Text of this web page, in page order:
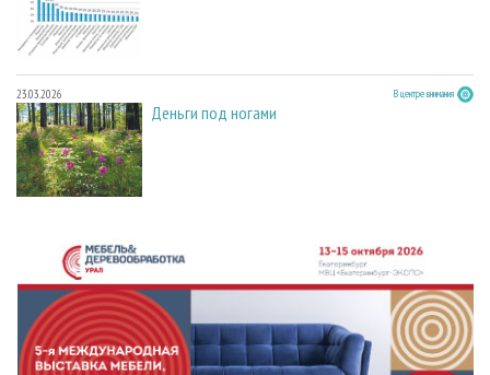
23.03.2026 В центре внимания
Деньги под ногами